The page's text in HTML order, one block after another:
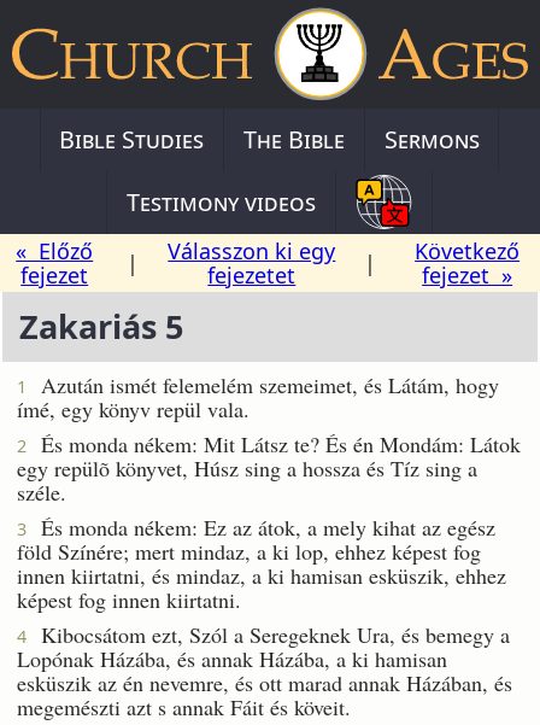
Bible Studies The Bible
Sermons
Testimony videos
« Előző
fejezet
|
Válasszon ki egy
fejezetet
|
Következő
fejezet »
Zakariás 5
1
Azután ismét felemelém szemeimet, és Látám, hogy
ímé, egy könyv repül vala.
2
És monda nékem: Mit Látsz te? És én Mondám: Látok
egy repülõ könyvet, Húsz sing a hossza és Tíz sing a
széle.
3
És monda nékem: Ez az átok, a mely kihat az egész
föld Színére; mert mindaz, a ki lop, ehhez képest fog
innen kiirtatni, és mindaz, a ki hamisan esküszik, ehhez
képest fog innen kiirtatni.
4
Kibocsátom ezt, Szól a Seregeknek Ura, és bemegy a
Lopónak Házába, és annak Házába, a ki hamisan
esküszik az én nevemre, és ott marad annak Házában, és
megemészti azt s annak Fáit és köveit.